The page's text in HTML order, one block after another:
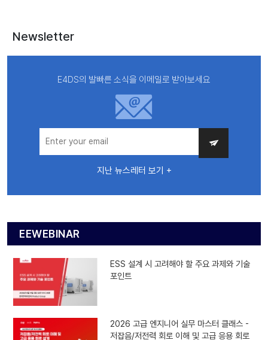
Newsletter
E4DS의 발빠른 소식을 이메일로 받아보세요
지난 뉴스레터 보기 +
EEWEBINAR
ESS 설계 시 고려해야 할 주요 과제와 기술
포인트
2026 고급 엔지니어 실무 마스터 클래스 -
저잡음/저전력 회로 이해 및 고급 응용 회로